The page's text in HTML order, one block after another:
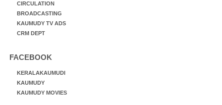
CIRCULATION
BROADCASTING
KAUMUDY TV ADS
CRM DEPT
FACEBOOK
KERALAKAUMUDI
KAUMUDY
KAUMUDY MOVIES